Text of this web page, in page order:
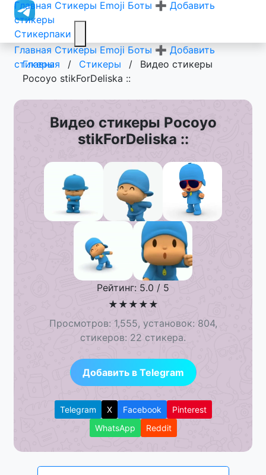
Стикерпаки
Главная Стикеры Emoji Боты ➕ Добавить
стикеры
Главная Стикеры Emoji Боты ➕ Добавить
стикеры
Главная / Стикеры /
Видео стикеры
Pocoyo stikForDeliska ::
Видео стикеры Pocoyo
stikForDeliska ::
Рейтинг: 5.0 / 5
★ ★★ ★ ★
Просмотров: 1,555, установок: 804,
стикеров: 22 стикера.
Добавить в Telegram
Telegram X Facebook
Pinterest
WhatsApp
Reddit